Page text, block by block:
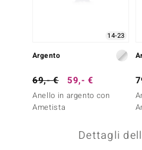
14-23
Argento
69,- € 59,- €
Anello in argento con
Ametista
Dettagli